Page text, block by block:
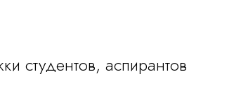
студентов, аспирантов